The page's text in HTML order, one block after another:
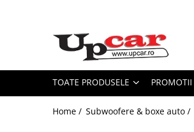
Toate Produsele
Tricicluri Electrice
ATV-uri Electrice
Trotinete Electrice
TOATE PRODUSELE PROMOTII
Home / Subwoofere & boxe auto /